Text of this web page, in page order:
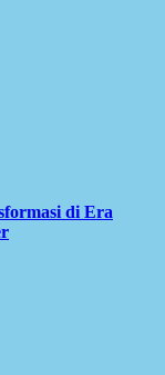
di Era